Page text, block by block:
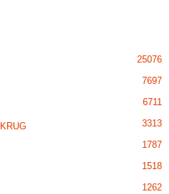
25076
7697
6711
3313
1787
1518
1262